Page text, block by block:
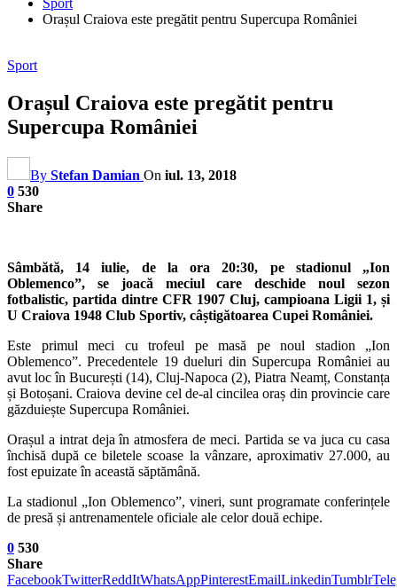
Sport
Orașul Craiova este pregătit pentru Supercupa României
Sport
Orașul Craiova este pregătit pentru
Supercupa României
By Stefan Damian On iul. 13, 2018
0 530
Share
Sâmbătă, 14 iulie, de la ora 20:30, pe stadionul „Ion
Oblemenco”, se joacă meciul care deschide noul sezon
fotbalistic, partida dintre CFR 1907 Cluj, campioana Ligii 1, și
U Craiova 1948 Club Sportiv, câștigătoarea Cupei României.
Este primul meci cu trofeul pe masă pe noul stadion „Ion
Oblemenco”. Precedentele 19 dueluri din Supercupa României au
avut loc în București (14), Cluj-Napoca (2), Piatra Neamț, Constanța
și Botoșani. Craiova devine cel de-al cincilea oraș din provincie care
găzduiește Supercupa României.
Orașul a intrat deja în atmosfera de meci. Partida se va juca cu casa
închisă după ce biletele scoase la vânzare, aproximativ 27.000, au
fost epuizate în această săptămână.
La stadionul „Ion Oblemenco”, vineri, sunt programate conferințele
de presă și antrenamentele oficiale ale celor două echipe.
0 530
Share
FacebookTwitterReddItWhatsAppPinterestEmailLinkedinTumblr